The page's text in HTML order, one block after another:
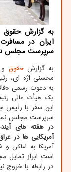
به گزارش حقوق
ایران در
سرپرست مجلس
به گزارش حقوقو
محسنی اژه ای،
به دعوت رسمی
یک هیأت عالی
این سفر با رئیس
سرپرست مجلس
در هفته های
آمریکایی ها در
آمریکا به اماکن
است ابراز تمایل
در رابطه با خروج